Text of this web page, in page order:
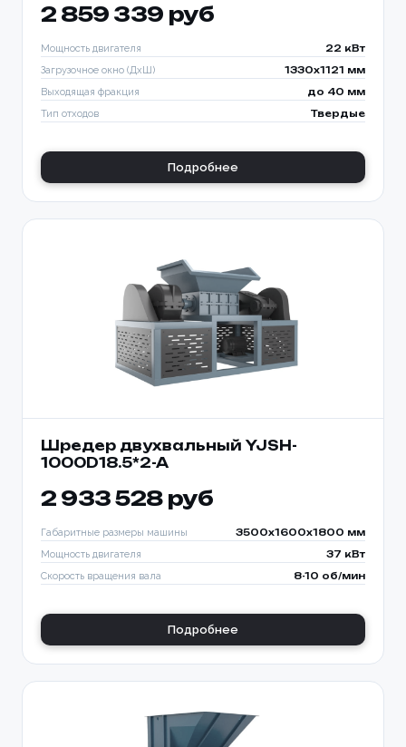
2 859 339 руб
Мощность двигателя 22 кВт
Загрузочное окно (ДхШ) 1330x1121 мм
Выходящая фракция до 40 мм
Тип отходов Твердые
Подробнее
Шредер двухвальный YJSH-
1000D18.5*2-A
2 933 528 руб
Габаритные размеры машины 3500x1600x1800 мм
Мощность двигателя 37 кВт
Скорость вращения вала 8-10 об/мин
Подробнее